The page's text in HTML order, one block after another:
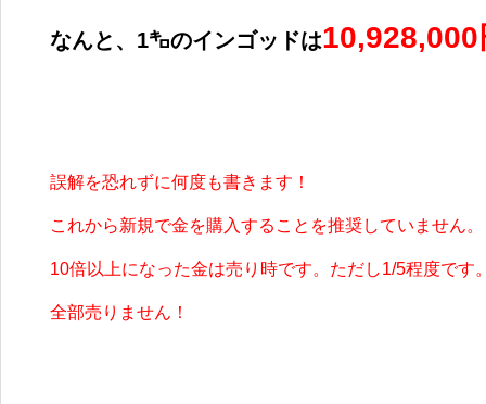
なんと、1㌔のインゴッドは10,928,000
誤解を恐れずに何度も書きます！
これから新規で金を購入することを推奨していません。
10倍以上になった金は売り時です。ただし1/5程度です
全部売りません！